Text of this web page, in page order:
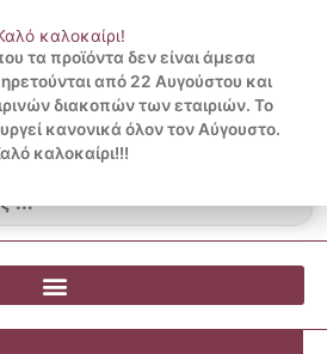
ΠΙΣΤΩΤΙΚΗ ΜΕ KLARNA
Λογαριασμός
Blog
0.00€
0
Cart
καλοκαίρι!
τα προϊόντα δεν είναι άμεσα
από 22 Αυγούστου και
διακοπών των εταιριών. Το
κανονικά όλον τον Αύγουστο.
καλοκαίρι!!!